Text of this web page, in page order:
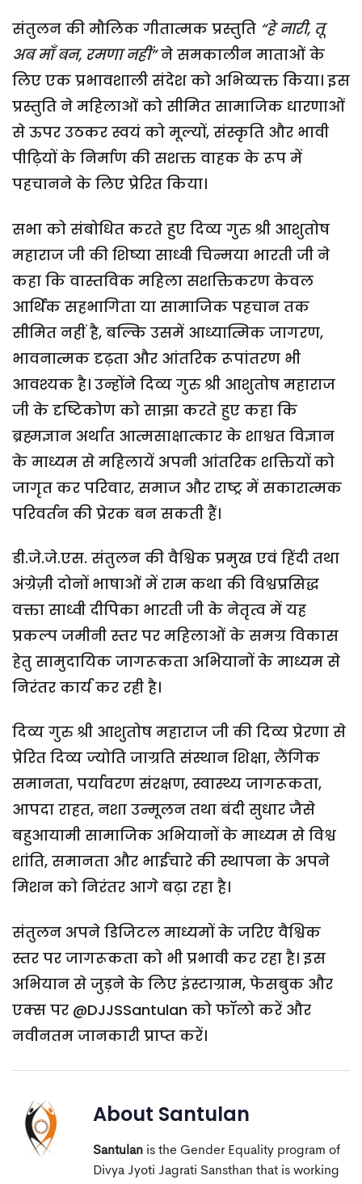
संतुलन की मौलिक गीतात्मक प्रस्तुति “हे नारी, तू
अब माँ बन, रमणा नहीं”ने समकालीन माताओं के
लिए एक प्रभावशाली संदेश को अभिव्यक्त किया। इस
प्रस्तुति ने महिलाओं को सीमित सामाजिक धारणाओं
से ऊपर उठकर स्वयं को मूल्यों, संस्कृति और भावी
पीढ़ियों के निर्माण की सशक्त वाहक के रूप में
पहचानने के लिए प्रेरित किया।
सभा को संबोधित करते हुए दिव्य गुरु श्री आशुतोष
महाराज जी की शिष्या साध्वी चिन्मया भारती जी ने
कहा कि वास्तविक महिला सशक्तिकरण केवल
आर्थिक सहभागिता या सामाजिक पहचान तक
सीमित नहीं है, बल्कि उसमें आध्यात्मिक जागरण,
भावनात्मक दृढ़ता और आंतरिक रूपांतरण भी
आवश्यक है। उन्होंने दिव्य गुरु श्री आशुतोष महाराज
जी के दृष्टिकोण को साझा करते हुए कहा कि
ब्रह्मज्ञान अर्थात आत्मसाक्षात्कार के शाश्वत विज्ञान
के माध्यम से महिलायें अपनी आंतरिक शक्तियों को
जागृत कर परिवार, समाज और राष्ट्र में सकारात्मक
परिवर्तन की प्रेरक बन सकती हैं।
डी.जे.जे.एस. संतुलन की वैश्विक प्रमुख एवं हिंदी तथा
अंग्रेज़ी दोनों भाषाओं में राम कथा की विश्वप्रसिद्ध
वक्ता साध्वी दीपिका भारती जी के नेतृत्व में यह
प्रकल्प जमीनी स्तर पर महिलाओं के समग्र विकास
हेतु सामुदायिक जागरूकता अभियानों के माध्यम से
निरंतर कार्य कर रही है।
दिव्य गुरु श्री आशुतोष महाराज जी की दिव्य प्रेरणा से
प्रेरित दिव्य ज्योति जाग्रति संस्थान शिक्षा, लैंगिक
समानता, पर्यावरण संरक्षण, स्वास्थ्य जागरूकता,
आपदा राहत, नशा उन्मूलन तथा बंदी सुधार जैसे
बहुआयामी सामाजिक अभियानों के माध्यम से विश्व
शांति, समानता और भाईचारे की स्थापना के अपने
मिशन को निरंतर आगे बढ़ा रहा है।
संतुलन अपने डिजिटल माध्यमों के जरिए वैश्विक
स्तर पर जागरूकता को भी प्रभावी कर रहा है। इस
अभियान से जुड़ने के लिए इंस्टाग्राम, फेसबुक और
एक्स पर @DJJSSantulan को फॉलो करें और
नवीनतम जानकारी प्राप्त करें।
About Santulan
Santulan is the Gender Equality program of
Divya Jyoti Jagrati Sansthan that is working